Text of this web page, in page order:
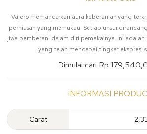
Valero memancarkan aura keberanian yang
perhiasan yang memukau. Setiap unsur
jiwa pemberani dalam diri pemakainya. Ini
yang telah mencapai tingkat ekspresi
Dimulai dari Rp
INFORMASI
Carat 2,33